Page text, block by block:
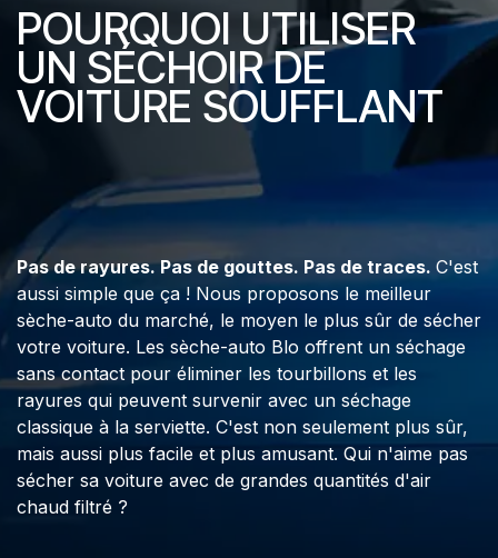
POURQUOI UTILISER
UN SÉCHOIR DE
VOITURE SOUFFLANT
Pas de rayures. Pas de gouttes. Pas de traces. C'est
aussi simple que ça ! Nous proposons le meilleur
sèche-auto du marché, le moyen le plus sûr de sécher
votre voiture. Les sèche-auto Blo offrent un séchage
sans contact pour éliminer les tourbillons et les
rayures qui peuvent survenir avec un séchage
classique à la serviette. C'est non seulement plus sûr,
mais aussi plus facile et plus amusant. Qui n'aime pas
sécher sa voiture avec de grandes quantités d'air
chaud filtré ?